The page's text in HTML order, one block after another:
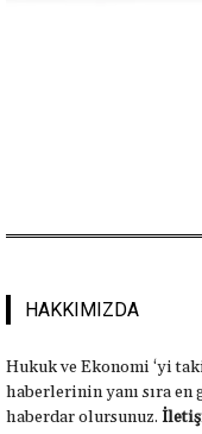
HAKKIMIZDA
Hukuk ve Ekonomi ‘yi
haberlerinin yanı sıra
haberdar olursunuz.